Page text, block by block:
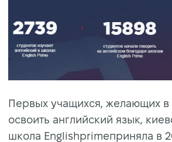
Первых учащихся, желающих в
освоить английский язык,
школа Englishprimeприняла в